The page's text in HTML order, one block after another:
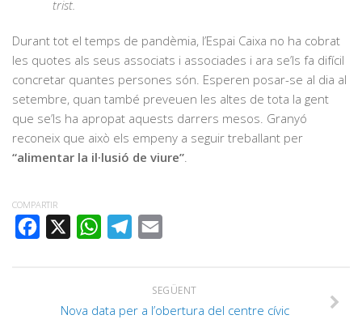
trist.
Durant tot el temps de pandèmia, l’Espai Caixa no ha cobrat
les quotes als seus associats i associades i ara se’ls fa difícil
concretar quantes persones són. Esperen posar-se al dia al
setembre, quan també preveuen les altes de tota la gent
que se’ls ha apropat aquests darrers mesos. Granyó
reconeix que això els empeny a seguir treballant per
“alimentar la il·lusió de viure”
COMPARTIR
FACEBOOK
WHATSAPPTELEGRAM
SEGÜENT
Nova data per a l’obertura del centre cívic